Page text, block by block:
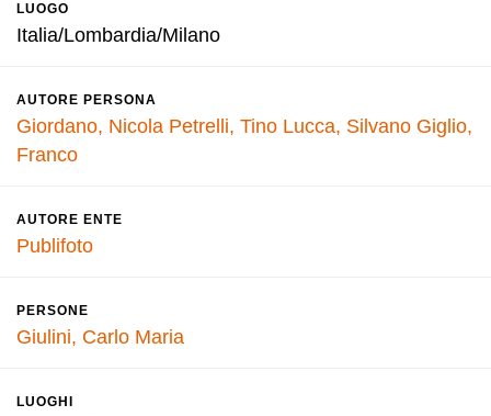
LUOGO
Italia/Lombardia/Milano
AUTORE PERSONA
Giordano, Nicola Petrelli, Tino Lucca, Silvano Giglio,
Franco
AUTORE ENTE
Publifoto
PERSONE
Giulini, Carlo Maria
LUOGHI